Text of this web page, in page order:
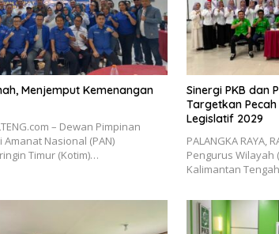
Menjemput Kemenangan
– Dewan Pimpinan
Amanat Nasional (PAN)
Timur (Kotim)…
Sinergi PKB dan
Targetkan Pecah
Legislatif 2029
PALANGKA RAYA,
Pengurus Wilayah
Kalimantan